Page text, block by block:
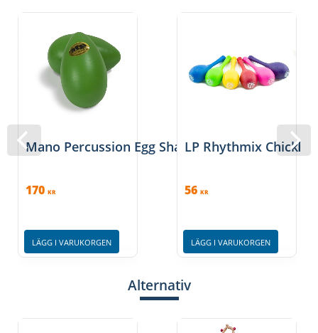
Mano Percussion Egg Shaker Wood Grön - MP-
170 KR
LÄGG I VARUKORGEN
LP Rhythmix
56 KR
LÄGG I VARUKORGEN
Alternativ